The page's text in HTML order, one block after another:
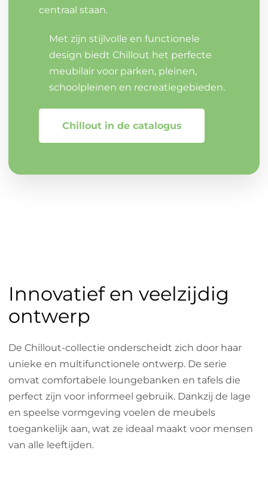
centraal staan.
Met zijn stijlvolle en functionele
design biedt Chillout het perfecte
meubilair voor parken, pleinen,
schoolpleinen en recreatiegebieden.
Chillout in de catalogus
Innovatief en veelzijdig
ontwerp
De Chillout-collectie onderscheidt zich door haar
unieke en multifunctionele ontwerp. De serie
omvat comfortabele loungebanken en tafels die
perfect zijn voor informeel gebruik. Dankzij de lage
en speelse vormgeving voelen de meubels
toegankelijk aan, wat ze ideaal maakt voor mensen
van alle leeftijden.